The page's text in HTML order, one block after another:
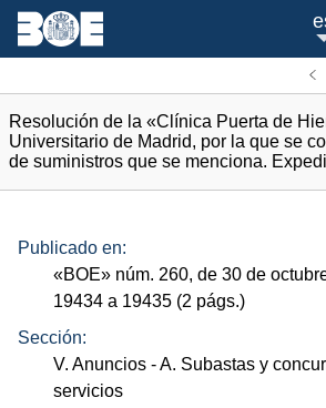
Resolución de la «Clínica Puerta de
Universitario de Madrid, por la que se
de suministros que se menciona.
Publicado en:
«BOE» núm. 260, de 30 de
19434 a 19435 (2 págs.)
Sección:
V. Anuncios - A. Subastas y
servicios